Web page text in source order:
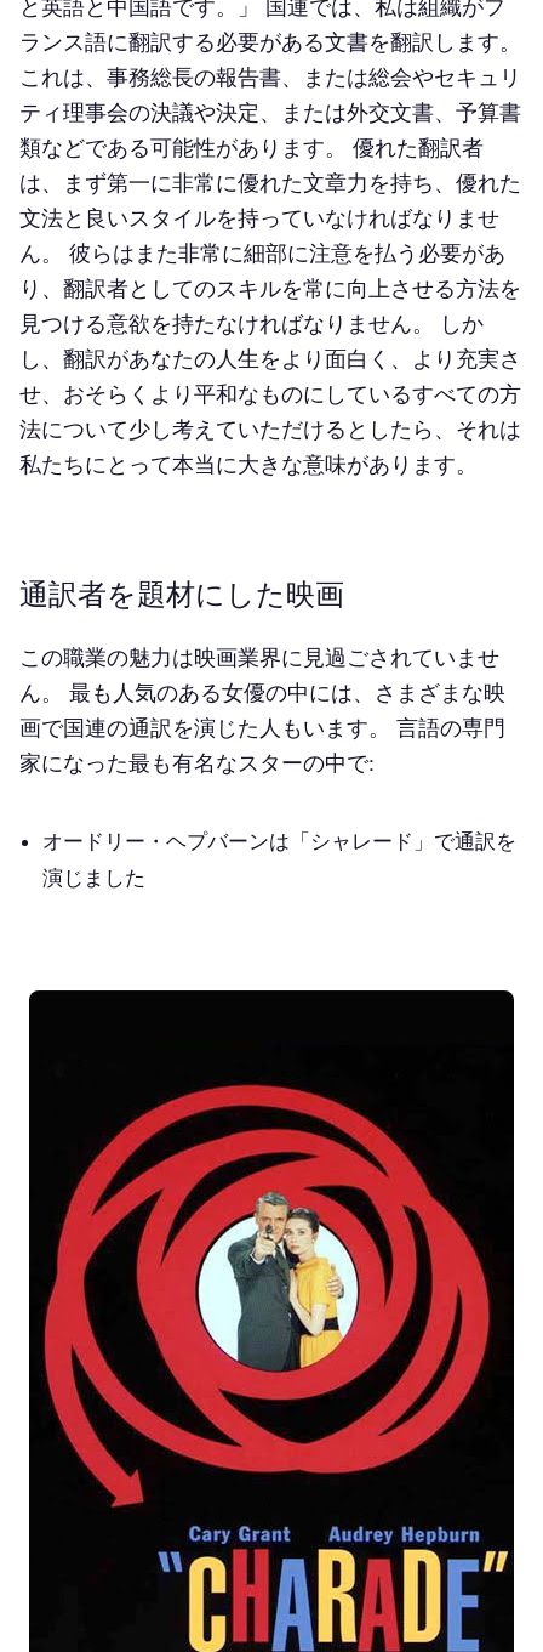
と英語と中国語です。」 国連では、私は組織がフ
ランス語に翻訳する必要がある文書を翻訳します。
これは、事務総長の報告書、または総会やセキュリ
ティ理事会の決議や決定、または外交文書、予算書
類などである可能性があります。 優れた翻訳者
は、まず第一に非常に優れた文章力を持ち、優れた
文法と良いスタイルを持っていなければなりませ
ん。 彼らはまた非常に細部に注意を払う必要があ
り、翻訳者としてのスキルを常に向上させる方法を
見つける意欲を持たなければなりません。 しか
し、翻訳があなたの人生をより面白く、より充実さ
せ、おそらくより平和なものにしているすべての方
法について少し考えていただけるとしたら、それは
私たちにとって本当に大きな意味があります。
通訳者を題材にした映画
この職業の魅力は映画業界に見過ごされていませ
ん。 最も人気のある女優の中には、さまざまな映
画で国連の通訳を演じた人もいます。 言語の専門
家になった最も有名なスターの中で:
オードリー・ヘプバーンは「シャレード」で通訳を
演じました